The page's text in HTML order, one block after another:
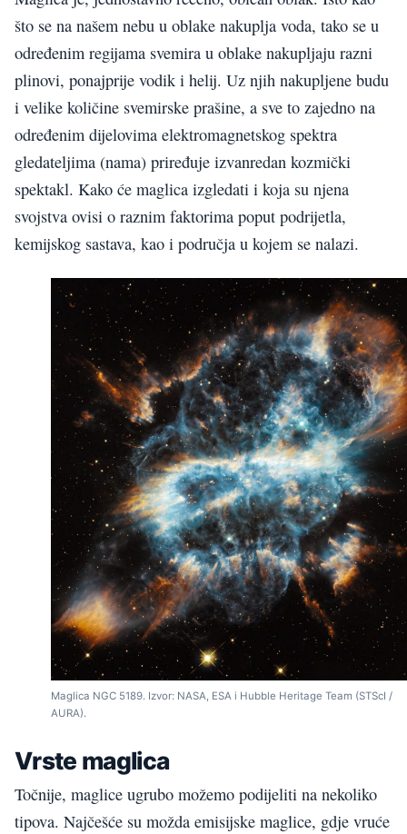
što se na našem nebu u oblake nakuplja voda, tako se u
određenim regijama svemira u oblake nakupljaju razni
plinovi, ponajprije vodik i helij. Uz njih nakupljene budu
i velike količine svemirske prašine, a sve to zajedno na
određenim dijelovima elektromagnetskog spektra
gledateljima (nama) priređuje izvanredan kozmički
spektakl. Kako će maglica izgledati i koja su njena
svojstva ovisi o raznim faktorima poput podrijetla,
kemijskog sastava, kao i područja u kojem se nalazi.
Maglica NGC 5189. Izvor: NASA, ESA i Hubble Heritage Team (STScI /
AURA).
Vrste maglica
Točnije, maglice ugrubo možemo podijeliti na nekoliko
tipova. Najčešće su možda emisijske maglice, gdje vruće